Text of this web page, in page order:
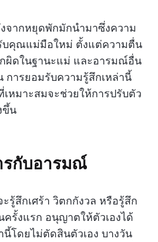
จากหยุดพักมักนำมาซึ่งความ
บคุณแม่มือใหม่ ตั้งแต่ความตื่น
ผิดในฐานะแม่ และอารมณ์อื่น
การยอมรับความรู้สึกเหล่านี้
หมาะสมจะช่วยให้การปรับตัว
ขึ้น
รกับอารมณ์
รู้สึกเศร้า วิตกกังวล หรือรู้สึก
ครั้งแรก อนุญาตให้ตัวเองได้
โดยไม่ตัดสินตัวเอง บางวัน